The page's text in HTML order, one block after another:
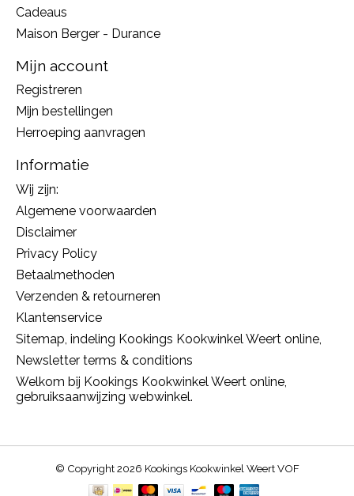
Cadeaus
Maison Berger - Durance
Mijn account
Registreren
Mijn bestellingen
Herroeping aanvragen
Informatie
Wij zijn:
Algemene voorwaarden
Disclaimer
Privacy Policy
Betaalmethoden
Verzenden & retourneren
Klantenservice
Sitemap, indeling Kookings Kookwinkel Weert online,
Newsletter terms & conditions
Welkom bij Kookings Kookwinkel Weert online,
gebruiksaanwijzing webwinkel.
© Copyright 2026 Kookings Kookwinkel Weert VOF